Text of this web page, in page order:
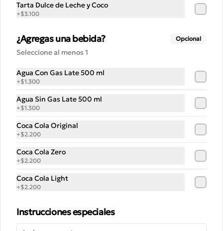
Conócenos
Despacho
Noticias
Términos y condiciones
Política de privacidad
Redes sociales
Instagram
Mi cuenta
Tarta Dulce de Leche y Coco
+$3.100
¿Agregas una bebida? Opcional
Seleccione al menos 1
Agua Con Gas Late 500 ml
+$1.300
Agua Sin Gas Late 500 ml
+$1.300
Coca Cola Original
+$2.200
Coca Cola Zero
+$2.200
Coca Cola Light
+$2.200
Instrucciones especiales